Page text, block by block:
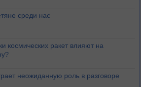
среди нас
космических ракет влияют на
неожиданную роль в разговоре